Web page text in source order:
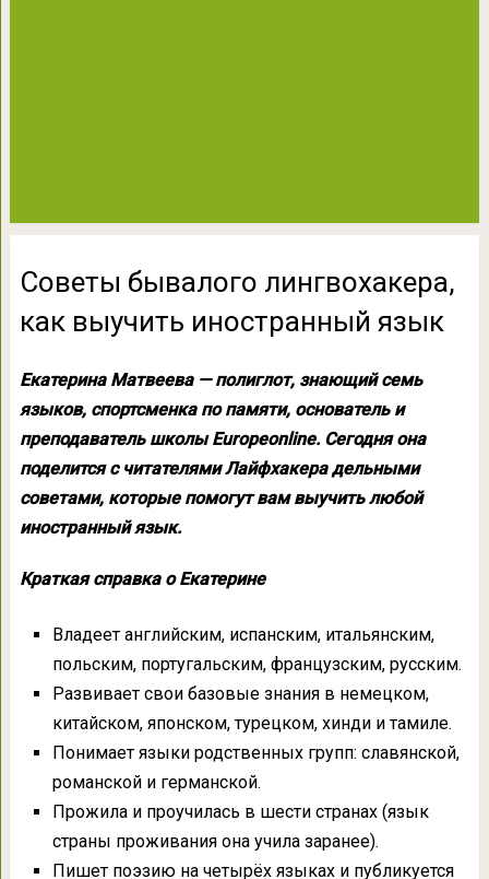
Советы бывалого лингвохакера,
как выучить иностранный язык
Екатерина Матвеева — полиглот, знающий семь
языков, спортсменка по памяти, основатель и
преподаватель школы Europeonline. Сегодня она
поделится с читателями Лайфхакера дельными
советами, которые помогут вам выучить любой
иностранный язык.
Краткая справка о Екатерине
Владеет английским, испанским, итальянским,
польским, португальским, французским, русским.
Развивает свои базовые знания в немецком,
китайском, японском, турецком, хинди и тамиле.
Понимает языки родственных групп: славянской,
романской и германской.
Прожила и проучилась в шести странах (язык
страны проживания она учила заранее).
Пишет поэзию на четырёх языках и публикуется